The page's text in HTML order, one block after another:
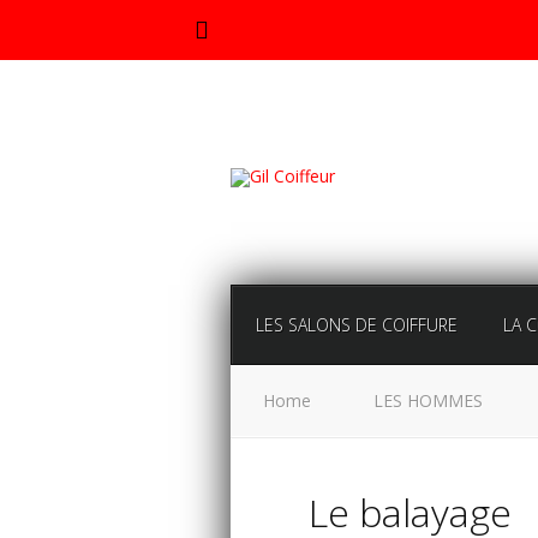
LES SALONS DE COIFFURE LA
Home LES HOMMES
Le balayage